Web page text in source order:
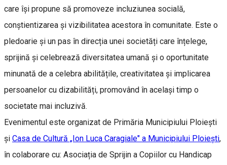
care își propune să promoveze incluziunea socială,
conștientizarea și vizibilitatea acestora în comunitate. Este o
pledoarie și un pas în direcția unei societăți care înțelege,
sprijină și celebrează diversitatea umană și o oportunitate
minunată de a celebra abilitățile, creativitatea și implicarea
persoanelor cu dizabilități, promovând în același timp o
societate mai incluzivă.
Evenimentul este organizat de Primăria Municipiului Ploiești
și Casa de Cultură „Ion Luca Caragiale" a Municipiului Ploiești,
în colaborare cu: Asociația de Sprijin a Copiilor cu Handicap